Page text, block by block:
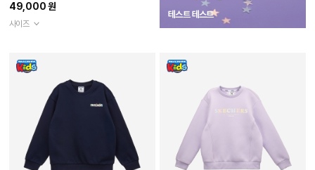
49,000 원
사이즈
테스트 테스트